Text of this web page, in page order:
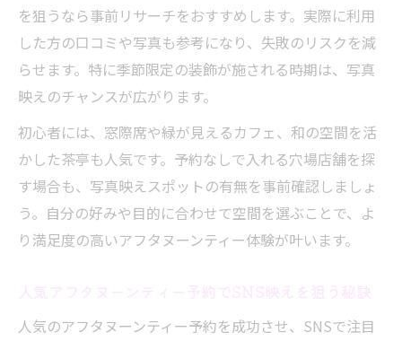
を狙うなら事前リサーチをおすすめします。実際に利用
した方の口コミや写真も参考になり、失敗のリスクを減
らせます。特に季節限定の装飾が施される時期は、写真
映えのチャンスが広がります。
初心者には、窓際席や緑が見えるカフェ、和の空間を活
かした茶亭も人気です。予約なしで入れる穴場店舗を探
す場合も、写真映えスポットの有無を事前確認しましょ
う。自分の好みや目的に合わせて空間を選ぶことで、よ
り満足度の高いアフタヌーンティー体験が叶います。
人気のアフタヌーンティー予約を成功させ、SNSで注目